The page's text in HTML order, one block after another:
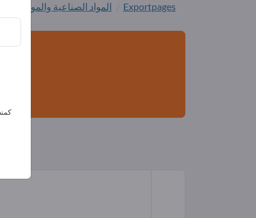
Exportpages المواد الصناعية والمواد